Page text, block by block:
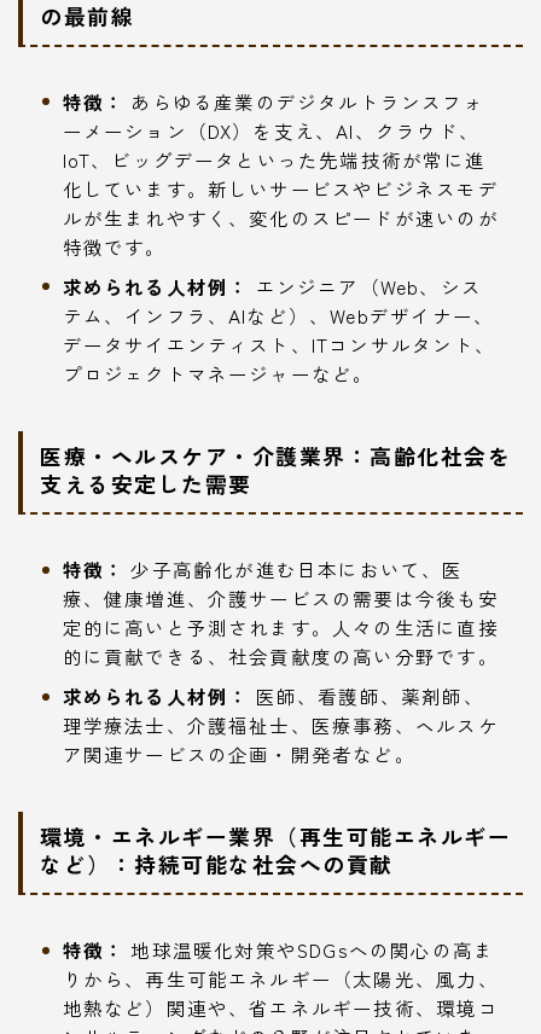
の最前線
特徴：
あらゆる産業のデジタルトランスフォ
ーメーション（DX）を支え、AI、クラウド、
IoT、ビッグデータといった先端技術が常に進
化しています。新しいサービスやビジネスモデ
ルが生まれやすく、変化のスピードが速いのが
特徴です。
求められる人材例：
エンジニア（Web、シス
テム、インフラ、AIなど）、Webデザイナー、
データサイエンティスト、ITコンサルタント、
プロジェクトマネージャーなど。
医療・ヘルスケア・介護業界：高齢化社会を
支える安定した需要
特徴： 少子高齢化が進む日本において、医
療、健康増進、介護サービスの需要は今後も安
定的に高いと予測されます。人々の生活に直接
的に貢献できる、社会貢献度の高い分野です。
求められる人材例：
医師、看護師、薬剤師、
理学療法士、介護福祉士、医療事務、ヘルスケ
ア関連サービスの企画・開発者など。
環境・エネルギー業界（再生可能エネルギー
など）：持続可能な社会への貢献
特徴： 地球温暖化対策やSDGsへの関心の高ま
りから、再生可能エネルギー（太陽光、風力、
地熱など）関連や、省エネルギー技術、環境コ